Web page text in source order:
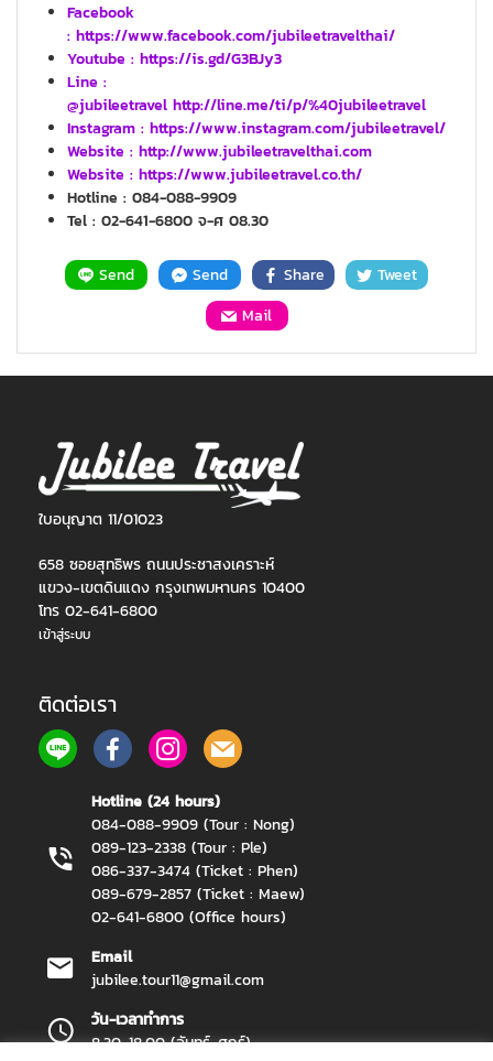
Facebook
: https://www.facebook.com/jubileetravelthai/
Youtube : https://is.gd/G3BJy3
Line :
@jubileetravel http://line.me/ti/p/%40jubileetravel
Instagram : https://www.instagram.com/jubileetravel/
Website : http://www.jubileetravelthai.com
Website : https://www.jubileetravel.co.th/
Hotline : 084-088-9909
Tel : 02-641-6800 จ-ศ 08.30
Send Send Share
Tweet
Mail
ใบอนุญาต 11/01023
658 ซอยสุทธิพร ถนนประชาสงเคราะห์
แขวง-เขตดินแดง กรุงเทพมหานคร 10400
โทร 02-641-6800
เข้าสู่ระบบ
ติดต่อเรา
Hotline (24 hours)
084-088-9909 (Tour : Nong)
089-123-2338 (Tour : Ple)
086-337-3474 (Ticket : Phen)
089-679-2857 (Ticket : Maew)
02-641-6800 (Office hours)
Email
jubilee.tour11@gmail.com
วัน-เวลาทำการ
8.30-18.00 (จันทร์-ศุกร์)